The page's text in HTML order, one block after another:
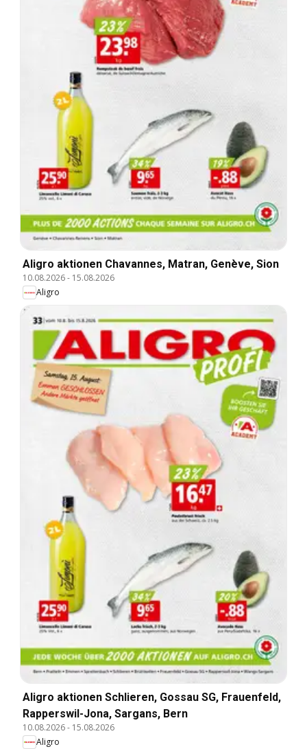
Aligro aktionen Chavannes, Matran, Genève, Sion
10.08.2026- 15.08.2026
Aligro
Aligro aktionen Schlieren, Gossau SG, Frauenfeld,
Rapperswil-Jona, Sargans, Bern
10.08.2026- 15.08.2026
Aligro